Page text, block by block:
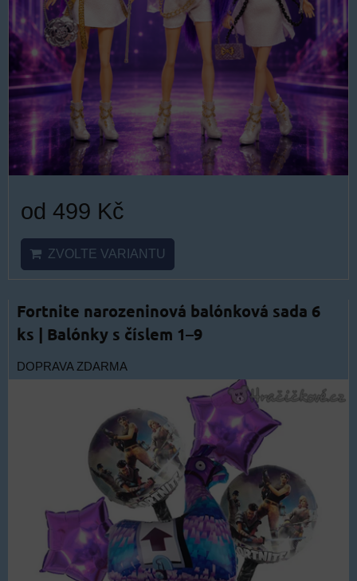
od 499 Kč
ZVOLTE VARIANTU
Fortnite narozeninová balónková sada 6
ks | Balónky s číslem 1–9
DOPRAVA ZDARMA